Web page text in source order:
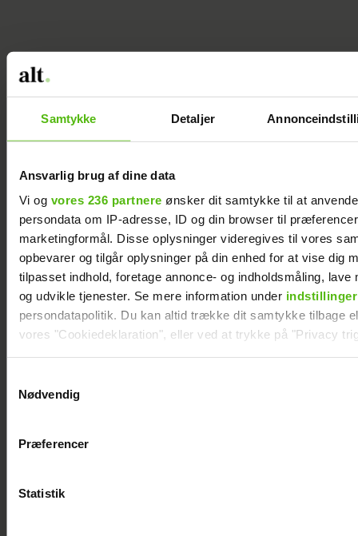
Samtykke Detaljer
Ansvarlig brug af dine data
Vi og vores 236 partnere ønsker dit samtykke til at
persondata om IP-adresse, ID og din browser til
marketingformål. Disse oplysninger videregives til vores
opbevarer og tilgår oplysninger på din enhed for at vise dig
tilpasset indhold, foretage annonce- og indholdsmåling, lave
og udvikle tjenester. Se mere information under indstillinger
persondatapolitik. Du kan altid trække dit samtykke tilbage
vores "Cookiedeklaration", eller ved at trykke på "Privacy
Vi anvender egne cookies og cookies fra tredjeparter til at
generere statistik og huske dine præferencer samt til brug
Nødvendig
Præferencer
Statistik
Efter forlovelsesnyhed: Kasper Skak og
Helena Witt deler stor babylykke